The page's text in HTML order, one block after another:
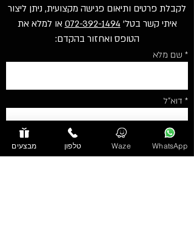
לקבלת פרטים ותיאום פגישה מקצועית, ניתן ליצור
איתי קשר בטל' 072-392-1494 או למלא את
הטופס ואחזור בהקדם:
* שם מלא
* דוא"ל
* טלפון מבצעים טלפון Waze WhatsApp